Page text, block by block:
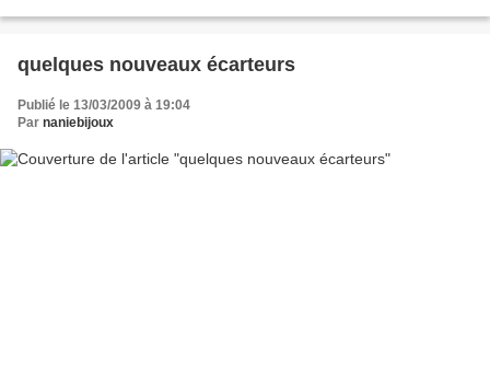
quelques nouveaux écarteurs
Publié le 13/03/2009 à 19:04
Par naniebijoux